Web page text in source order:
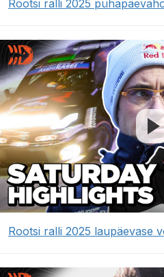
Rootsi ralli 2025
Rootsi ralli 2025 laupäevase